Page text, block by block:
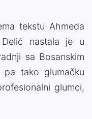
tekstu Ahmeda
nastala je u
sa Bosanskim
pa tako glumačku
glumci,